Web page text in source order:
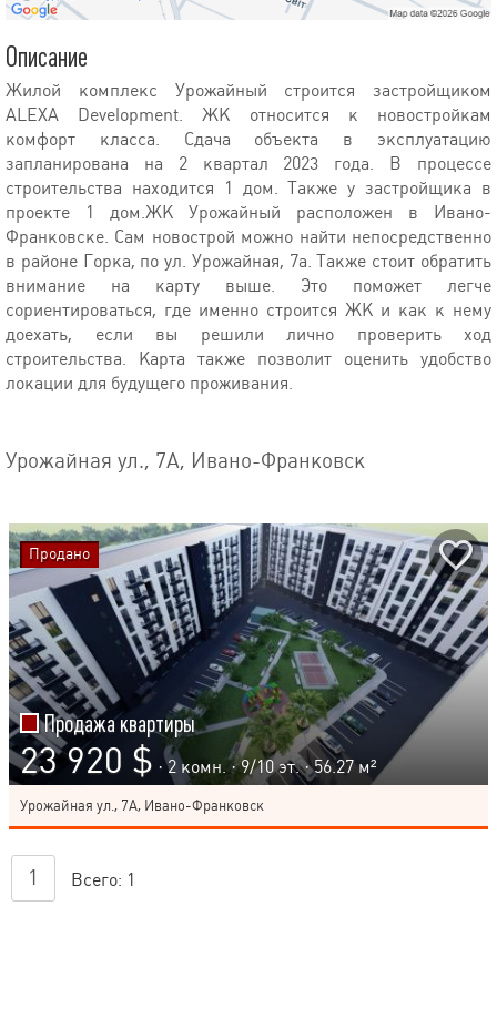
Описание
Жилой комплекс Урожайный строится застройщиком
ALEXA Development. ЖК относится к новостройкам
комфорт класса. Сдача объекта в эксплуатацию
запланирована на 2 квартал 2023 года. В процессе
строительства находится 1 дом. Также у застройщика в
проекте 1 дом.ЖК Урожайный расположен в Ивано-
Франковске. Сам новострой можно найти непосредственно
в районе Горка, по ул. Урожайная, 7а. Также стоит обратить
внимание на карту выше. Это поможет легче
сориентироваться, где именно строится ЖК и как к нему
доехать, если вы решили лично проверить ход
строительства. Карта также позволит оценить удобство
локации для будущего проживания.
Урожайная ул., 7А, Ивано-Франковск
Продажа квартиры
23 920 $ · 2 комн. ·9/10эт. · 56.27 м²
Урожайная ул., 7А, Ивано-Франковск
Продано
1 Всего: 1